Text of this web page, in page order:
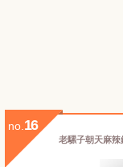
no. 16
老騾子朝天麻